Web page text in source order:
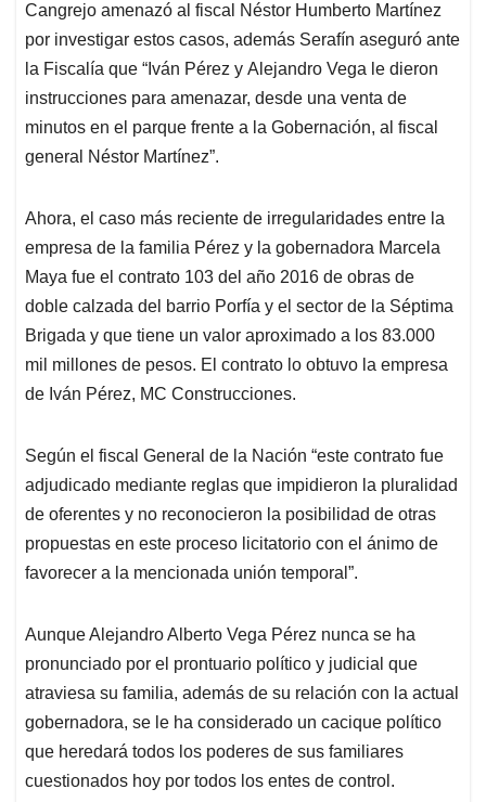
Cangrejo amenazó al fiscal Néstor Humberto Martínez
por investigar estos casos, además Serafín aseguró ante
la Fiscalía que “Iván Pérez y Alejandro Vega le dieron
instrucciones para amenazar, desde una venta de
minutos en el parque frente a la Gobernación, al fiscal
general Néstor Martínez”.
Ahora, el caso más reciente de irregularidades entre la
empresa de la familia Pérez y la gobernadora Marcela
Maya fue el contrato 103 del año 2016 de obras de
doble calzada del barrio Porfía y el sector de la Séptima
Brigada y que tiene un valor aproximado a los 83.000
mil millones de pesos. El contrato lo obtuvo la empresa
de Iván Pérez, MC Construcciones.
Según el fiscal General de la Nación “este contrato fue
adjudicado mediante reglas que impidieron la pluralidad
de oferentes y no reconocieron la posibilidad de otras
propuestas en este proceso licitatorio con el ánimo de
favorecer a la mencionada unión temporal”.
Aunque Alejandro Alberto Vega Pérez nunca se ha
pronunciado por el prontuario político y judicial que
atraviesa su familia, además de su relación con la actual
gobernadora, se le ha considerado un cacique político
que heredará todos los poderes de sus familiares
cuestionados hoy por todos los entes de control.